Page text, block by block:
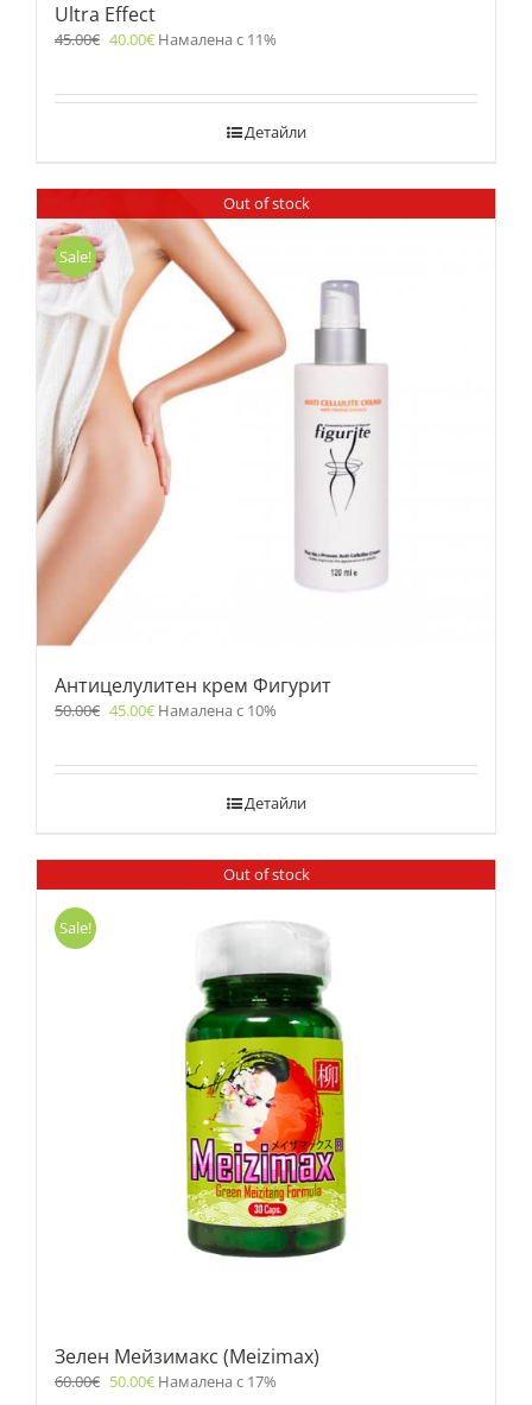
Ultra Effect
45.00€ 40.00€ Намалена с 11%
Детайли
Out of stock
Sale!
Антицелулитен крем Фигурит
50.00€ 45.00€ Намалена с 10%
Детайли
Out of stock
Sale!
Зелен Мейзимакс (Meizimax)
60.00€ 50.00€ Намалена с 17%